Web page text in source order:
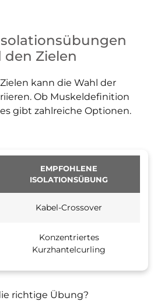
Zielen
kann die Wahl der
Ob Muskeldefinition
gibt zahlreiche Optionen.
EMPFOHLENE
ISOLATIONSÜBUNG
Kabel-Crossover
Konzentriertes
Kurzhantelcurling
richtige Übung?